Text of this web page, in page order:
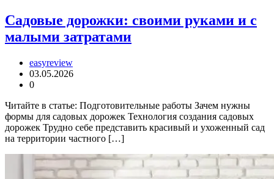
Садовые дорожки: своими руками и с
малыми затратами
easyreview
03.05.2026
0
Читайте в статье: Подготовительные работы Зачем нужны
формы для садовых дорожек Технология создания садовых
дорожек Трудно себе представить красивый и ухоженный сад
на территории частного […]